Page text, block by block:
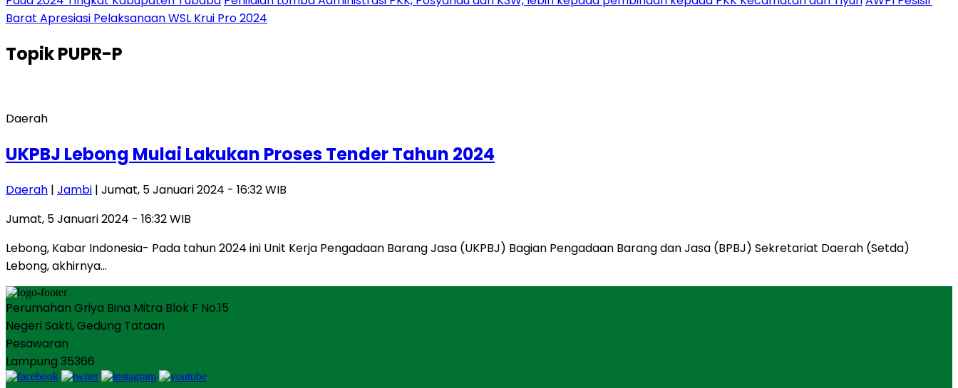
Barat Apresiasi Pelaksanaan WSL Krui Pro 2024
TopikPUPR-P
Daerah
UKPBJ Lebong Mulai Lakukan Proses Tender Tahun 2024
Daerah | Jambi | Jumat, 5 Januari 2024 - 16:32 WIB
Jumat, 5 Januari 2024 - 16:32 WIB
Lebong, Kabar Indonesia- Pada tahun 2024 ini Unit Kerja Pengadaan Barang Jasa (UKPBJ) Bagian Pengadaan Barang dan Jasa (BPBJ) Sekretariat Daerah (Setda)
Lebong, akhirnya…
Perumahan Griya Bina Mitra Blok F No.15
Negeri Sakti, Gedung Tataan
Pesawaran
Lampung 35366